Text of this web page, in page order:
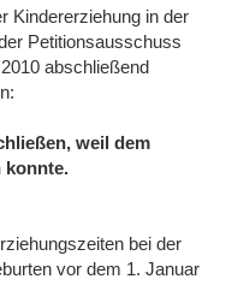
Kindererziehung in der
Petitionsausschuss
abschließend
weil dem
konnte.
bei der
vor dem 1. Januar